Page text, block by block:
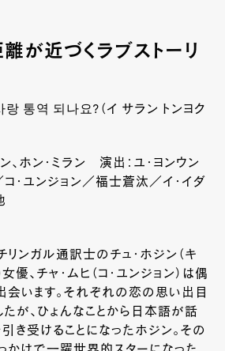
が近づくラブストーリ
통역 되나요?（イ サラン トンヨク
、ホン・ミラン 演出：ユ・ヨンウン
コ・ユンジョン／福士蒼汰／イ・イダ
ンガル通訳士のチュ・ホジン（キ
優、チャ・ムヒ（コ・ユンジョン）は偶
います。それぞれの恋の思い出目
が、ひょんなことから日本語が話
き受けることになったホジン。その